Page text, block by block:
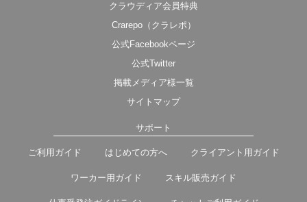
クラウディア会員特典
Crarepo（クラレポ）
公式Facebookページ
公式Twitter
掲載メディア様一覧
サイトマップ
サポート
ご利用ガイド はじめての方へ クライアント用ガイド
ワーカー用ガイド スキル販売ガイド